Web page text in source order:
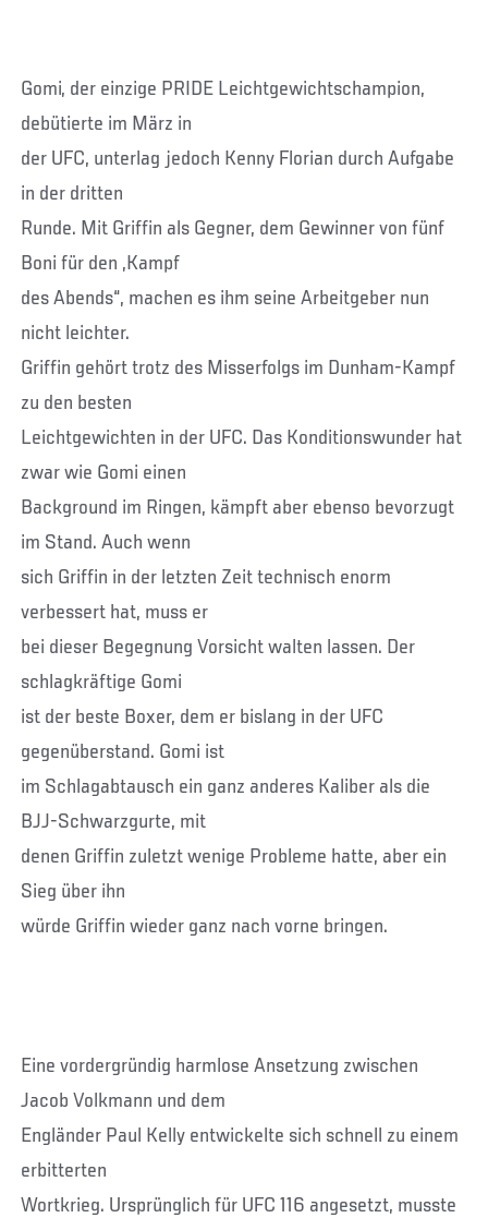
Gomi, der einzige PRIDE Leichtgewichtschampion,
debütierte im März in
der UFC, unterlag jedoch Kenny Florian durch Aufgabe
in der dritten
Runde. Mit Griffin als Gegner, dem Gewinner von fünf
Boni für den „Kampf
des Abends“, machen es ihm seine Arbeitgeber nun
nicht leichter.
Griffin gehört trotz des Misserfolgs im Dunham-Kampf
zu den besten
Leichtgewichten in der UFC. Das Konditionswunder hat
zwar wie Gomi einen
Background im Ringen, kämpft aber ebenso bevorzugt
im Stand. Auch wenn
sich Griffin in der letzten Zeit technisch enorm
verbessert hat, muss er
bei dieser Begegnung Vorsicht walten lassen. Der
schlagkräftige Gomi
ist der beste Boxer, dem er bislang in der UFC
gegenüberstand. Gomi ist
im Schlagabtausch ein ganz anderes Kaliber als die
BJJ-Schwarzgurte, mit
denen Griffin zuletzt wenige Probleme hatte, aber ein
Sieg über ihn
würde Griffin wieder ganz nach vorne bringen.
Eine vordergründig harmlose Ansetzung zwischen
Jacob Volkmann und dem
Engländer Paul Kelly entwickelte sich schnell zu einem
erbitterten
Wortkrieg. Ursprünglich für UFC 116 angesetzt, musste